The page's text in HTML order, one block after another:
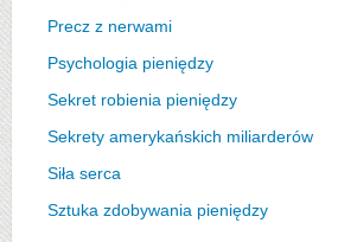
Precz z nerwami
Psychologia pieniędzy
Sekret robienia pieniędzy
Sekrety amerykańskich miliarderów
Siła serca
Sztuka zdobywania pieniędzy